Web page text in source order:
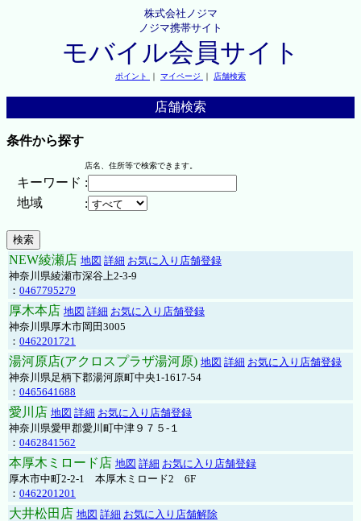
株式会社ノジマ
ノジマ携帯サイト
モバイル会員サイト
ポイント ｜ マイページ ｜ 店舗検索
店舗検索
条件から探す
店名、住所等で検索できます。
キーワード :
地域
:
NEW綾瀬店 地図 詳細 お気に入り店舗登録
神奈川県綾瀬市深谷上2-3-9
： 0467795279
厚木本店 地図 詳細 お気に入り店舗登録
神奈川県厚木市岡田3005
： 0462201721
湯河原店(アクロスプラザ湯河原) 地図 詳細 お気に入り店舗登録
神奈川県足柄下郡湯河原町中央1-1617-54
： 0465641688
愛川店 地図 詳細 お気に入り店舗登録
神奈川県愛甲郡愛川町中津９７５-１
： 0462841562
本厚木ミロード店 地図 詳細 お気に入り店舗登録
厚木市中町2-2-1 本厚木ミロード2 6F
： 0462201201
大井松田店 地図 詳細 お気に入り店舗解除